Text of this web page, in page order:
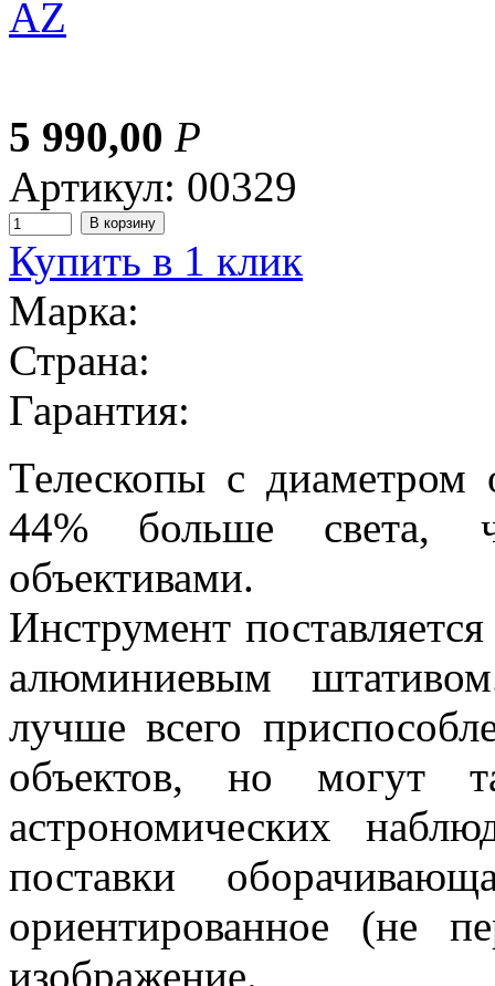
5 990,00 Р
Артикул: 00329
Купить в 1 клик
Марка:
Страна:
Гарантия:
Телескопы с
44% больше света,
объективами.
Инструмент
алюминиевым
лучше всего
объектов, но могут
астрономических
поставки
ориентированное (не
изображение.